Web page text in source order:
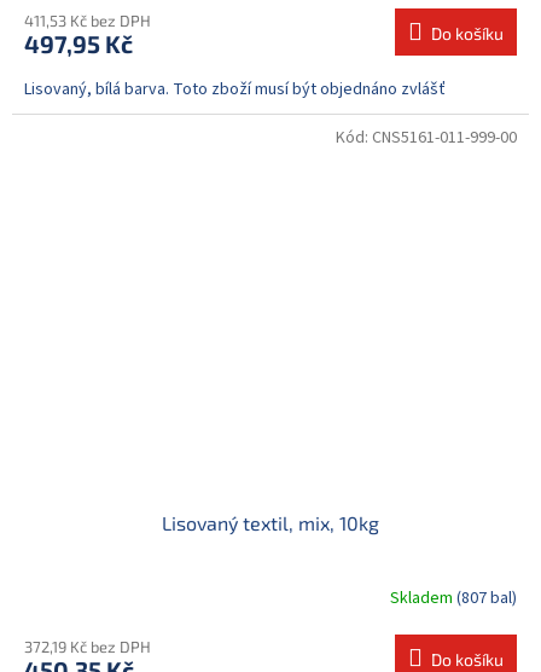
411,53 Kč bez DPH
497,95 Kč Do košíku
Lisovaný, bílá barva. Toto zboží musí být objednáno zvlášť
Lisovaný textil, mix, 10kg
Skladem (807 bal)
372,19 Kč bez DPH
Do košíku
Kód: CNS5161-011-999-00